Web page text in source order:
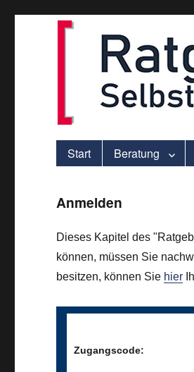
ver.di-Beratung für Solo-
Start Beratung
Anmelden
Dieses Kapitel des
können, müssen Sie
besitzen, können Sie hier
Zugangscode: